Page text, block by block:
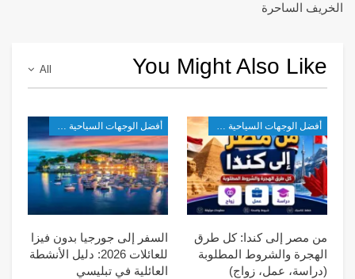
الخريف الساحرة
All You Might Also Like
أفضل الوجهات السياحية في شرق آسيا
من مصر إلى كندا: كل طرق
الهجرة والشروط المطلوبة
(دراسة، عمل، زواج)
أفضل الوجهات السياحية في شرق آسيا
السفر إلى جورجيا بدون فيزا
للعائلات 2026: دليل الأنشطة
العائلية في تبليسي